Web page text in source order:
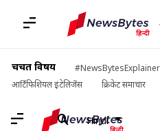
चर्चित विषय #NewsBytesExplainer
आर्टिफिशियल इंटेलिजेंस
क्रिकेट समाचार
Hindi